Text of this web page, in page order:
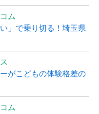
ム
」で乗り切る！埼玉県
がこどもの体験格差の
ム